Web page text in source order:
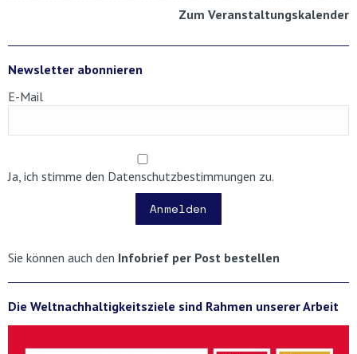
Zum Veranstaltungskalender
Newsletter abonnieren
E-Mail
Ja, ich stimme den Datenschutzbestimmungen zu.
Anmelden
Sie können auch den Infobrief per Post bestellen
Die Weltnachhaltigkeitsziele sind Rahmen unserer Arbeit